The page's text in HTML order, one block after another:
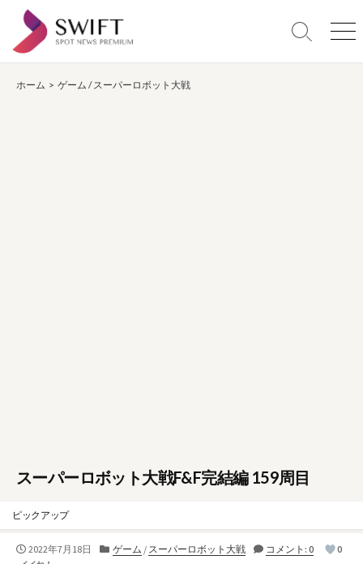
テ
検
メ
ホーム > ゲーム / スーパーロボット大戦
スーパーロボット大戦F&F完結編 159周目
ピックアップ
公
2022年7月18日
カ
ゲーム / スーパーロボット大戦 コメント: 0 0